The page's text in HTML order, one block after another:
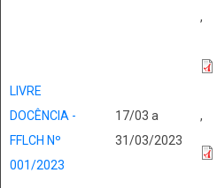
LIVRE
DOCÊNCIA -
FFLCH Nº
001/2023
17/03 a
31/03/2023
,
,